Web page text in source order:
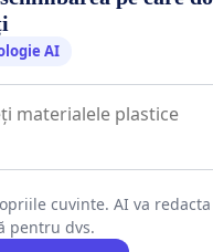
AI
cuvinte. AI va
pentru dvs.